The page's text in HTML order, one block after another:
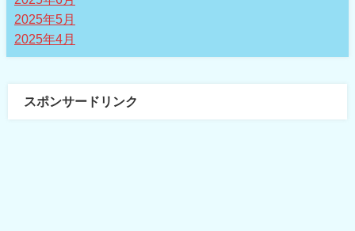
2025年5月
2025年4月
スポンサードリンク